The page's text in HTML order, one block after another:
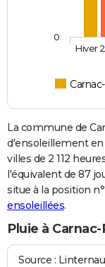
Hiver
0
La commune de
d'ensoleillement
villes de 2 112
l'équivalent de 87
situe à la position
ensoleillées.
Pluie à
Source :